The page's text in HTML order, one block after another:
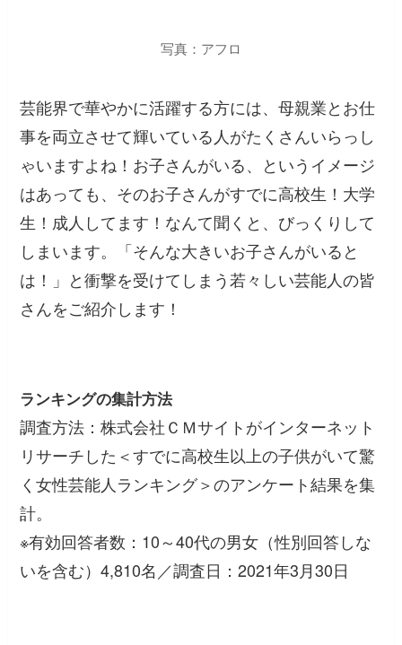
写真：アフロ
芸能界で華やかに活躍する方には、母親業とお仕
事を両立させて輝いている人がたくさんいらっし
ゃいますよね！お子さんがいる、というイメージ
はあっても、そのお子さんがすでに高校生！大学
生！成人してます！なんて聞くと、びっくりして
しまいます。「そんな大きいお子さんがいると
は！」と衝撃を受けてしまう若々しい芸能人の皆
さんをご紹介します！
ランキングの集計方法
調査方法：株式会社ＣＭサイトがインターネット
リサーチした＜すでに高校生以上の子供がいて驚
く女性芸能人ランキング＞のアンケート結果を集
計。
※有効回答者数：10～40代の男女（性別回答しな
いを含む）4,810名／調査日：2021年3月30日